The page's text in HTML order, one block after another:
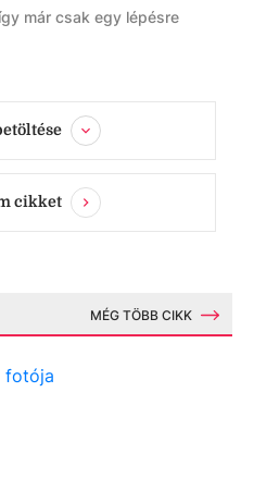
már csak egy lépésre
cikket
MÉG TÖBB CIKK